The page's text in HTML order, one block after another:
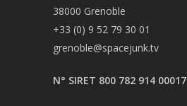
38000 Grenoble
+33 (0) 9 52 79 30 01
grenoble@spacejunk.tv
N° SIRET 800 782 914 00017